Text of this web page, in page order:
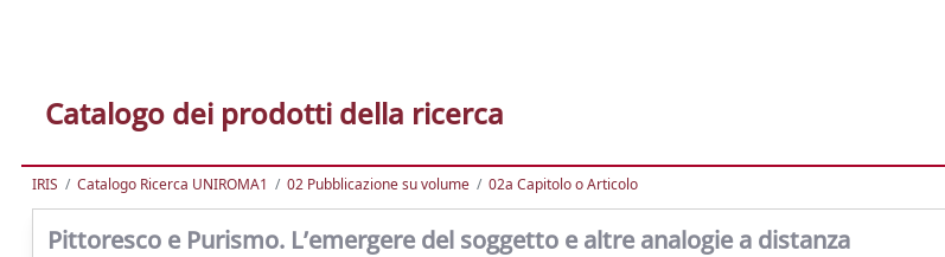
Catalogo dei prodotti della ricerca
IRIS Catalogo Ricerca UNIROMA1 02 Pubblicazione su volume 02a Capitolo o Articolo
Pittoresco e Purismo. L’emergere del soggetto e altre analogie a distanza